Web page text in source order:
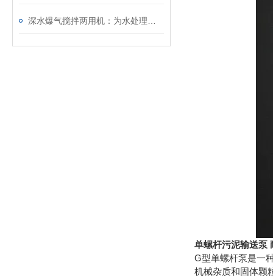
单螺杆污泥输送泵
G型单螺杆泵是一
机械杂质和固体颗